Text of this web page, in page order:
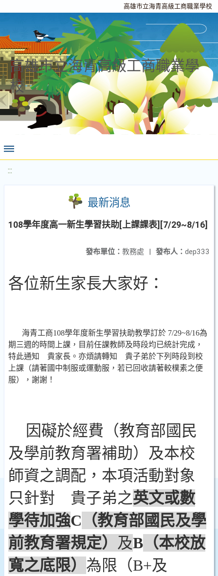
高雄市立海青高級工商職業學校
高雄市立海青高級工商職業學
校
:::
最新消息
108學年度高一新生學習扶助[上課課表][7/29~8/16]
發布人： dep333
發布單位： 教務處 |
各位新生家長大家好：
海青工商108學年度新生學習扶助教學訂於 7/29~8/16為
期三週的時間上課，目前任課教師及時段均已統計完成，
特此通知 貴家長。亦煩請轉知 貴子弟於下列時段到校
上課（請著國中制服或運動服，若已回收請著較樸素之便
服），謝謝！
因礙於經費（教育部國民
及學前教育署補助）及本校
師資之調配，本項活動對象
只針對 貴子弟之英文或數
學待加強C （教育部國民及學
前教育署規定） 及B （本校放
寬之底限） 為限（B+及